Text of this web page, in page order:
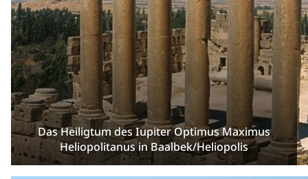
Das Heiligtum des Iupiter Optimus Maximus
Heliopolitanus in Baalbek/Heliopolis